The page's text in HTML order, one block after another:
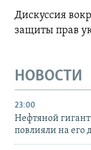
Дискуссия
защиты прав
НОВОСТИ
23:00
Нефтяной гигант
повлияли на его